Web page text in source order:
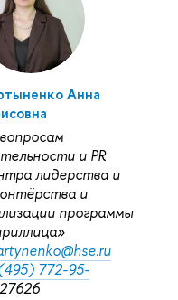
Анна
и PR
лидерства и
и
программы
772-95-